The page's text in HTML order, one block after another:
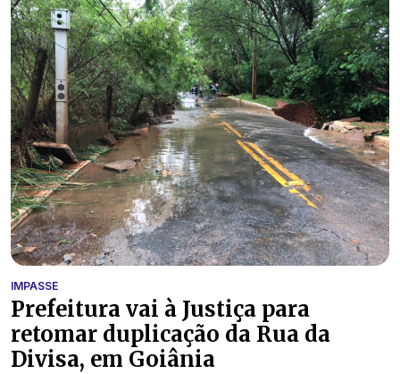
IMPASSE
Prefeitura vai à Justiça para
retomar duplicação da Rua da
Divisa, em Goiânia